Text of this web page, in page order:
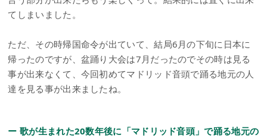
てしまいました。
ただ、その時帰国命令が出ていて、結局6月の下旬に日本に
帰ったのですが、盆踊り大会は7月だったのでその時は見る
事が出来なくて、今回初めてマドリッド音頭で踊る地元の人
達を見る事が出来ましたね。
ー 歌が生まれた20数年後に「マドリッド音頭」で踊る地元の